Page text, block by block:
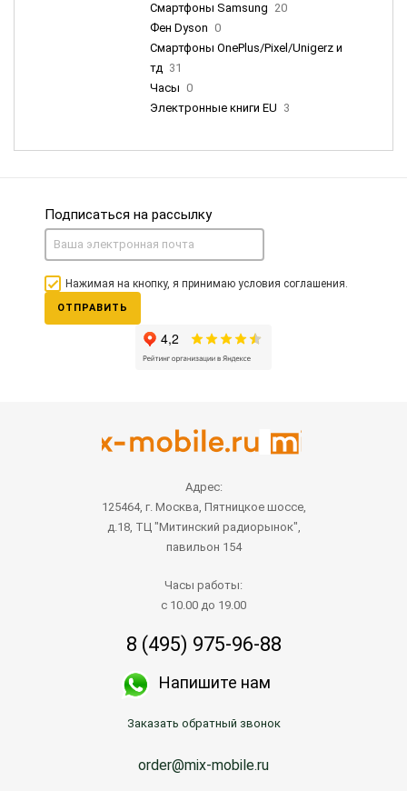
Смартфоны Samsung 20
Фен Dyson 0
Смартфоны OnePlus/Pixel/Unigerz и
тд 31
Часы 0
Электронные книги EU 3
Подписаться на рассылку
Нажимая на кнопку, я принимаю условия соглашения.
ОТПРАВИТЬ
Адрес:
125464, г. Москва, Пятницкое шоссе,
д.18, ТЦ "Митинский радиорынок",
павильон 154
Часы работы:
с 10.00 до 19.00
8 (495) 975-96-88
Напишите нам
Заказать обратный звонок
order@mix-mobile.ru